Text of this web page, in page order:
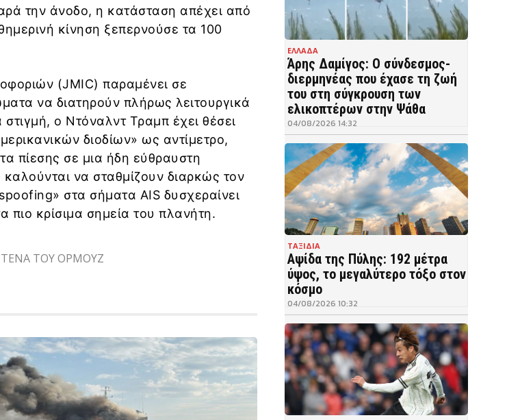
την άνοδο, η κατάσταση απέχει από
κίνηση ξεπερνούσε τα 100
(JMIC) παραμένει σε
να διατηρούν πλήρως λειτουργικά
ο Ντόναλντ Τραμπ έχει θέσει
διοδίων» ως αντίμετρο,
πίεσης σε μια ήδη εύθραυστη
καλούνται να σταθμίζουν διαρκώς τον
στα σήματα AIS δυσχεραίνει
κρίσιμα σημεία του πλανήτη.
ΤΟΥ ΟΡΜΟΥΖ
ΕΛΛΑΔΑ
Άρης Δαμίγος: Ο σύνδεσμος-
διερμηνέας που έχασε τη ζωή
του στη σύγκρουση των
ελικοπτέρων στην Ψάθα
04/08/2026 14:32
ΤΑΞΙΔΙΑ
Αψίδα της Πύλης: 192 μέτρα
ύψος, το μεγαλύτερο τόξο στον
κόσμο
04/08/2026 10:32